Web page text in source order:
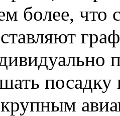
более, что